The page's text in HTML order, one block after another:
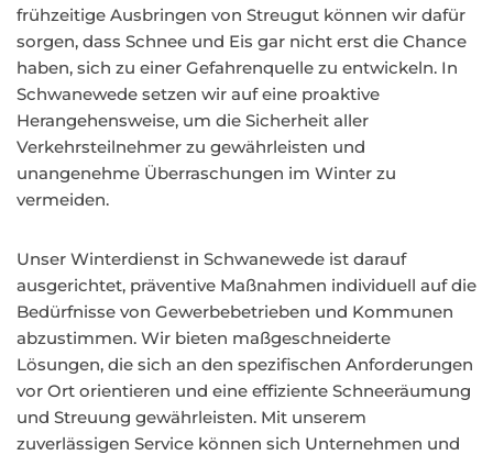
frühzeitige Ausbringen von Streugut können wir dafür
sorgen, dass Schnee und Eis gar nicht erst die Chance
haben, sich zu einer Gefahrenquelle zu entwickeln. In
Schwanewede setzen wir auf eine proaktive
Herangehensweise, um die Sicherheit aller
Verkehrsteilnehmer zu gewährleisten und
unangenehme Überraschungen im Winter zu
vermeiden.
Unser Winterdienst in Schwanewede ist darauf
ausgerichtet, präventive Maßnahmen individuell auf die
Bedürfnisse von Gewerbebetrieben und Kommunen
abzustimmen. Wir bieten maßgeschneiderte
Lösungen, die sich an den spezifischen Anforderungen
vor Ort orientieren und eine effiziente Schneeräumung
und Streuung gewährleisten. Mit unserem
zuverlässigen Service können sich Unternehmen und